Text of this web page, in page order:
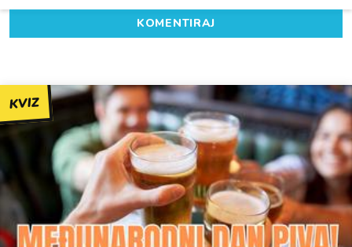
KOMENTIRAJ
KVIZ